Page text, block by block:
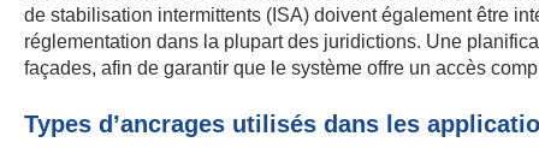
de stabilisation intermittents (ISA) doivent également être
réglementation dans la plupart des juridictions. Une
façades, afin de garantir que le système offre un accès
Types d’ancrages utilisés dans les